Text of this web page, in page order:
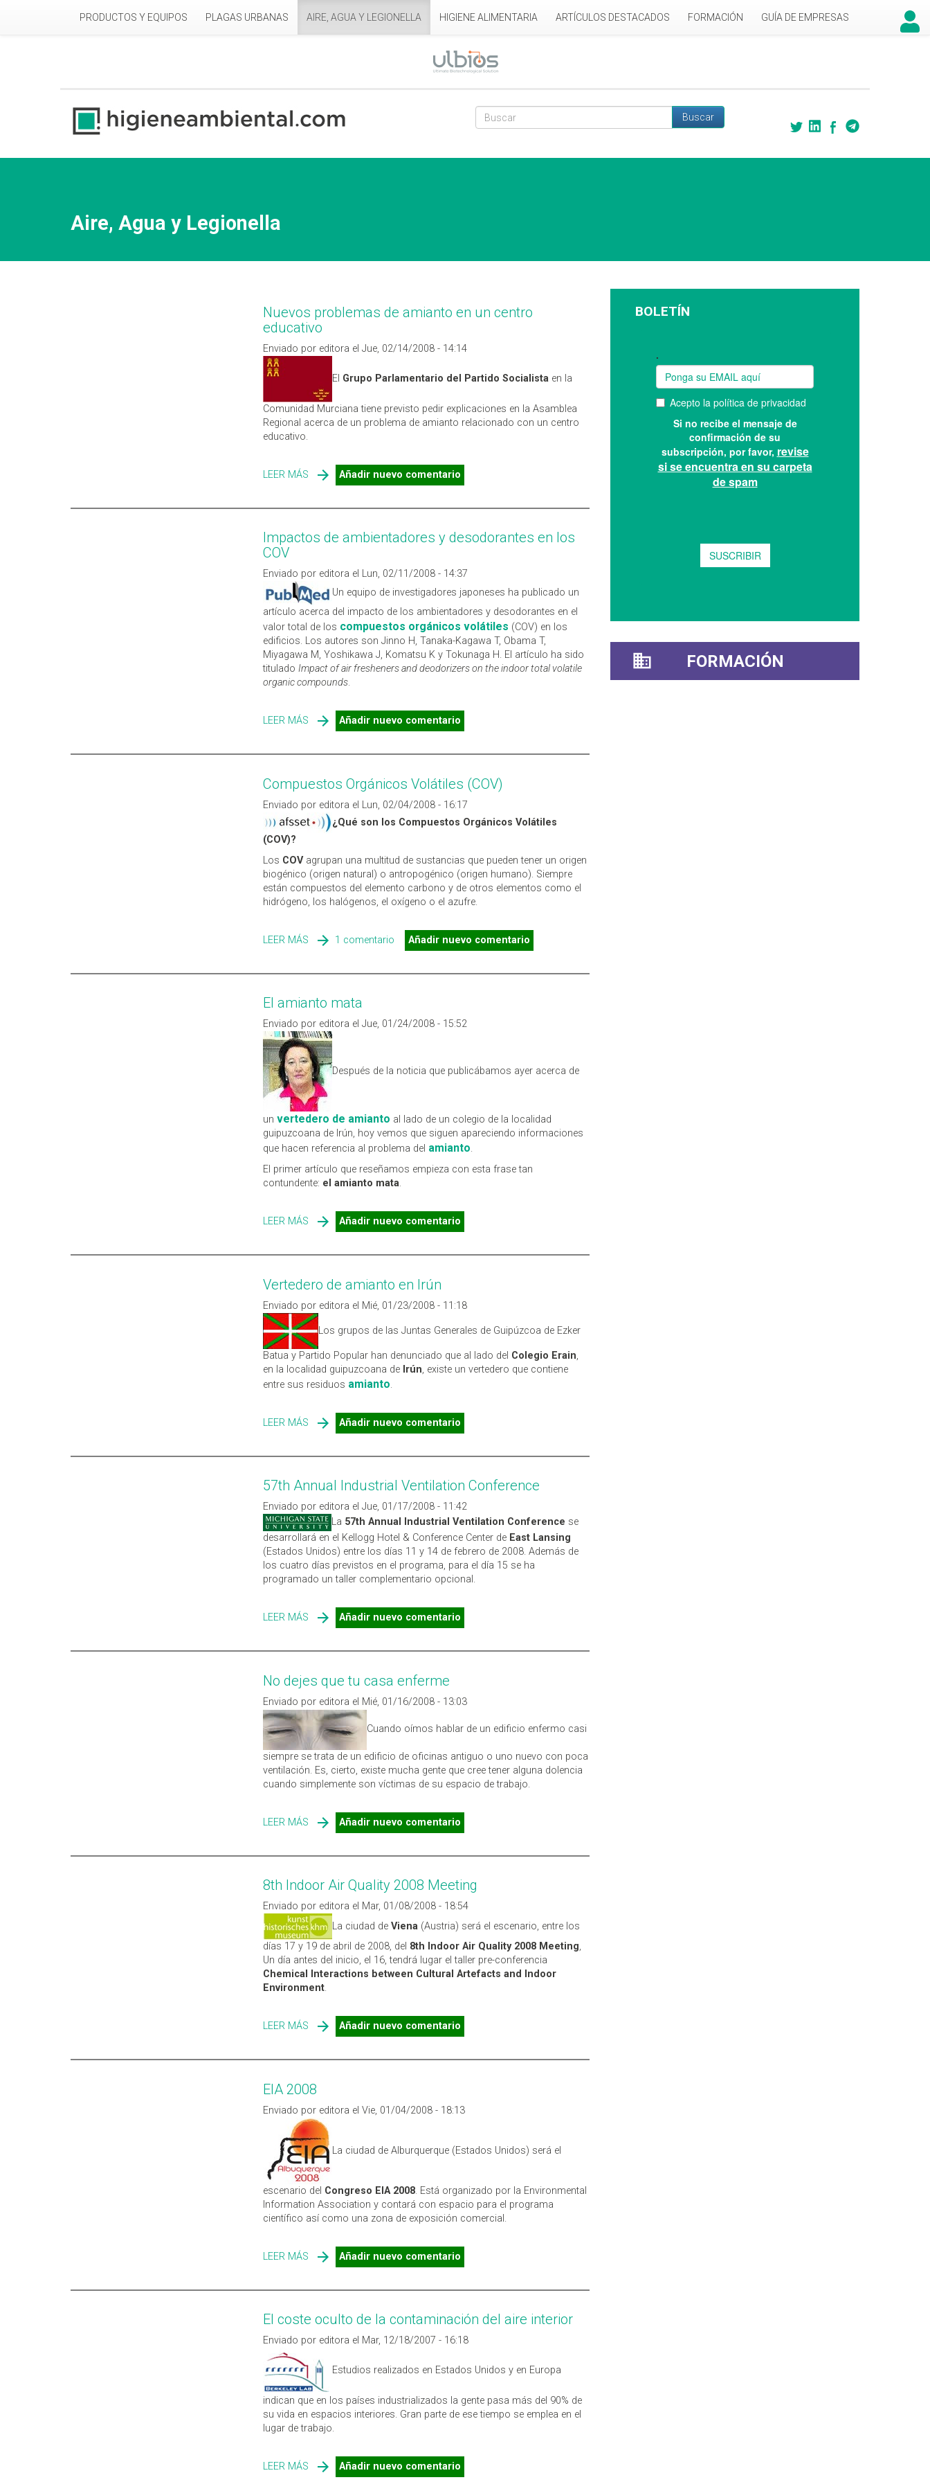
PRODUCTOS Y EQUIPOS PLAGAS URBANAS AIRE, AGUA Y LEGIONELLA HIGIENE ALIMENTARIA ARTÍCULOS DESTACADOS FORMACIÓN GUÍA DE EMPRESAS
Formulario de búsqueda
Buscar
Aire, Agua y Legionella
Nuevos problemas de amianto en un centro
educativo
Enviado por editora el Jue, 02/14/2008 - 14:14
El Grupo Parlamentario del Partido Socialistaen la
Comunidad Murciana tiene previsto pedir explicaciones en la Asamblea
Regional acerca de un problema de amianto relacionado con un centro
educativo.
LEER MÁS SOBRE NUEVOS PROBLEMAS DE AMIANTO EN UN CENTRO
EDUCATIVO
Añadir nuevo comentario
Impactos de ambientadores y desodorantes en los
COV
Enviado por editora el Lun, 02/11/2008 - 14:37
Un equipo de investigadores japoneses ha publicado un
artículo acerca del impacto de los ambientadores y desodorantes en el
valor total de los compuestos orgánicos volátiles (COV) en los
edificios. Los autores son Jinno H, Tanaka-Kagawa T, Obama T,
Miyagawa M, Yoshikawa J, Komatsu K y Tokunaga H. El artículo ha sido
titulado Impact of air fresheners and deodorizers on the indoor total volatile
organic compounds.
LEER MÁS SOBRE IMPACTOS DE AMBIENTADORES Y DESODORANTES EN
LOS COV
Añadir nuevo comentario
Compuestos Orgánicos Volátiles (COV)
Enviado por editora el Lun, 02/04/2008 - 16:17
¿Qué son los Compuestos Orgánicos Volátiles
(COV)?
Los COVagrupan una multitud de sustancias que pueden tener un origen
biogénico (origen natural) o antropogénico (origen humano). Siempre
están compuestos del elemento carbono y de otros elementos como el
hidrógeno, los halógenos, el oxígeno o el azufre.
LEER MÁS SOBRE COMPUESTOS ORGÁNICOS VOLÁTILES (COV)
1 comentario Añadir nuevo comentario
El amianto mata
Enviado por editora el Jue, 01/24/2008 - 15:52
Después de la noticia que publicábamos ayer acerca de
un vertedero de amianto al lado de un colegio de la localidad
guipuzcoana de Irún, hoy vemos que siguen apareciendo informaciones
que hacen referencia al problema del amianto.
El primer artículo que reseñamos empieza con esta frase tan
contundente: el amianto mata.
LEER MÁS SOBRE EL AMIANTO MATA
Añadir nuevo comentario
Vertedero de amianto en Irún
Enviado por editora el Mié, 01/23/2008 - 11:18
Los grupos de las Juntas Generales de Guipúzcoa de Ezker
Batua y Partido Popular han denunciado que al lado del Colegio Erain,
en la localidad guipuzcoana de Irún, existe un vertedero que contiene
entre sus residuos amianto.
LEER MÁS SOBRE VERTEDERO DE AMIANTO EN IRÚN
Añadir nuevo comentario
57th Annual Industrial Ventilation Conference
Enviado por editora el Jue, 01/17/2008 - 11:42
La 57th Annual Industrial Ventilation Conference se
desarrollará en el Kellogg Hotel & Conference Center de East Lansing
(Estados Unidos) entre los días 11 y 14 de febrero de 2008. Además de
los cuatro días previstos en el programa, para el día 15 se ha
programado un taller complementario opcional.
LEER MÁS SOBRE 57TH ANNUAL INDUSTRIAL VENTILATION CONFERENCE
Añadir nuevo comentario
No dejes que tu casa enferme
Enviado por editora el Mié, 01/16/2008 - 13:03
Cuando oímos hablar de un edificio enfermo casi
siempre se trata de un edificio de oficinas antiguo o uno nuevo con poca
ventilación. Es, cierto, existe mucha gente que cree tener alguna dolencia
cuando simplemente son víctimas de su espacio de trabajo.
LEER MÁS SOBRE NO DEJES QUE TU CASA ENFERME
Añadir nuevo comentario
8th Indoor Air Quality 2008 Meeting
Enviado por editora el Mar, 01/08/2008 - 18:54
La ciudad de Viena(Austria) será el escenario, entre los
días 17 y 19 de abril de 2008, del 8th Indoor Air Quality 2008 Meeting,
Un día antes del inicio, el 16, tendrá lugar el taller pre-conferencia
Chemical Interactions between Cultural Artefacts and Indoor
Environment.
LEER MÁS SOBRE 8TH INDOOR AIR QUALITY 2008 MEETING
Añadir nuevo comentario
EIA 2008
Enviado por editora el Vie, 01/04/2008 - 18:13
La ciudad de Alburquerque (Estados Unidos) será el
escenario del Congreso EIA 2008. Está organizado por la Environmental
Information Association y contará con espacio para el programa
científico así como una zona de exposición comercial.
LEER MÁS SOBRE EIA 2008
Añadir nuevo comentario
El coste oculto de la contaminación del aire interior
Enviado por editora el Mar, 12/18/2007 - 16:18
Estudios realizados en Estados Unidos y en Europa
indican que en los países industrializados la gente pasa más del 90% de
su vida en espacios interiores. Gran parte de ese tiempo se emplea en el
lugar de trabajo.
LEER MÁS SOBRE EL COSTE OCULTO DE LA CONTAMINACIÓN DEL AIRE
Añadir nuevo comentario
BOLETÍN
FORMACIÓN